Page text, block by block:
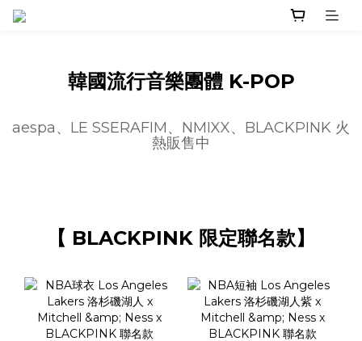
韓國流行音樂團體 K-POP
aespa、LE SSERAFIM、NMIXX、BLACKPINK 火
熱販售中
【 BLACKPINK 限定聯名款】